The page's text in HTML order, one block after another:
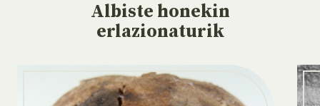
Albiste honekin
erlazionaturik